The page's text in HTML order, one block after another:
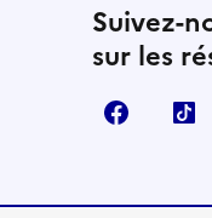
Suivez-
sur les